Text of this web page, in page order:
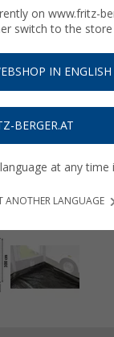
on www.fritz-
switch to the store
IN ENGLISH
BERGER.AT
at any time
ANOTHER LANGUAGE